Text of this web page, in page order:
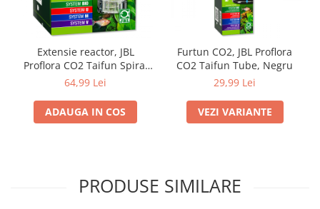
Extensie reactor, JBL
Proflora CO2 Taifun Spiral
Eextend
64,99 Lei
ADAUGA IN COS
Furtun CO2, JBL Proflora
CO2 Taifun Tube, Negru
29,99 Lei
VEZI VARIANTE
PRODUSE SIMILARE